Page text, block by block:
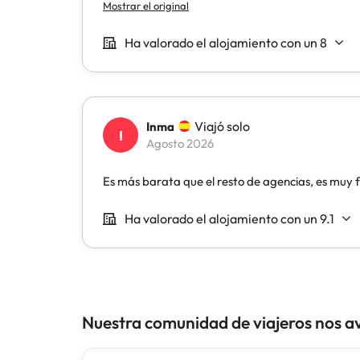
Nuestra comunidad de viajeros nos